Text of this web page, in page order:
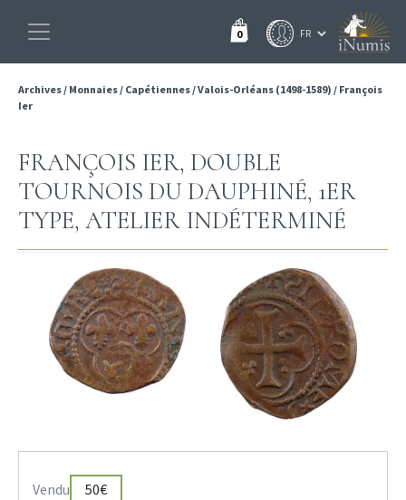
0
Archives/ Monnaies/ Capétiennes/Valois-Orléans (1498-1589) / François
Ier
FRANÇOIS IER, DOUBLE
TOURNOIS DU DAUPHINÉ, 1ER
TYPE, ATELIER INDÉTERMINÉ
Vendu 50€